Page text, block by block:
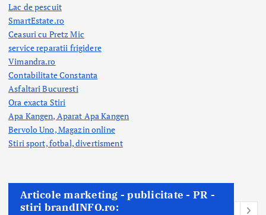
Lac de pescuit
SmartEstate.ro
Ceasuri cu Pretz Mic
service reparatii frigidere
Vimandra.ro
Contabilitate Constanta
Asfaltari Bucuresti
Ora exacta Stiri
Apa Kangen, Aparat Apa Kangen
Bervolo Uno, Magazin online
Stiri sport, fotbal,divertisment
Articole marketing - publicitate - PR -
stiri brandINFO.ro: